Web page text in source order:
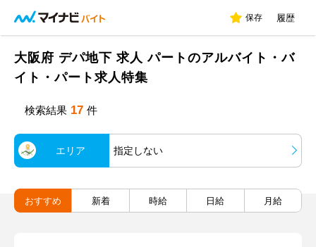
保存 履歴
大阪府 デパ地下 求人 パートのアルバイト・バ
イト・パート求人特集
検索結果 17 件
エリア 指定しない
おすすめ 新着 時給 日給 月給